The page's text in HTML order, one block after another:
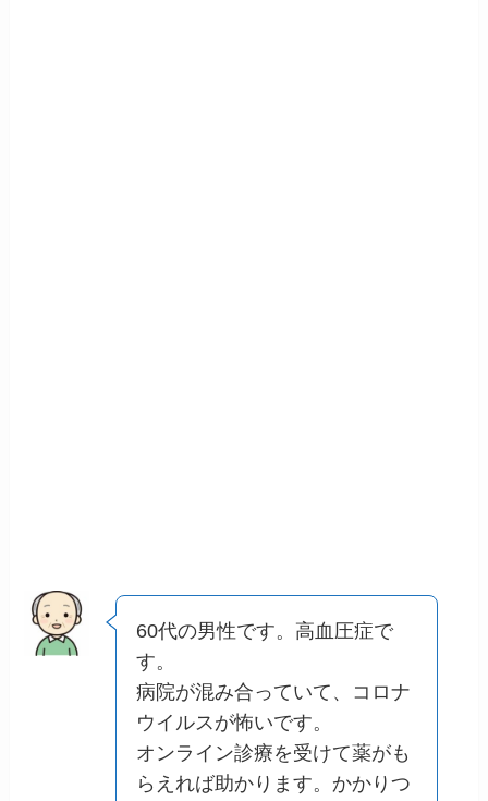
60代の男性です。高血圧症で
す。
病院が混み合っていて、コロナ
ウイルスが怖いです。
オンライン診療を受けて薬がも
らえれば助かります。かかりつ